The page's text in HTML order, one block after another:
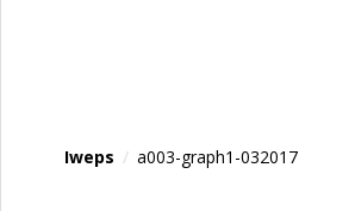
Iweps / a003-graph1-032017